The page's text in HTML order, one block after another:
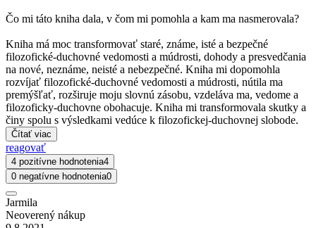
Čo mi táto kniha dala, v čom mi pomohla a kam ma nasmerovala?
Kniha má moc transformovať staré, známe, isté a bezpečné
filozofické-duchovné vedomosti a múdrosti, dohody a presvedčania
na nové, neznáme, neisté a nebezpečné. Kniha mi dopomohla
rozvíjať filozofické-duchovné vedomosti a múdrosti, nútila ma
premýšľať, rozširuje moju slovnú zásobu, vzdeláva ma, vedome a
filozoficky-duchovne obohacuje. Kniha mi transformovala skutky a
činy spolu s výsledkami vedúce k filozofickej-duchovnej slobode.
Čítať viac
reagovať
4 pozitívne hodnotenia4
0 negatívne hodnotenia0
Jarmila
Neoverený nákup